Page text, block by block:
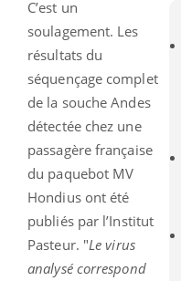
C’est un
soulagement. Les
résultats du
séquençage complet
de la souche Andes
détectée chez une
passagère française
du paquebot MV
Hondius ont été
publiés par l’Institut
Pasteur. "Le virus
analysé correspond